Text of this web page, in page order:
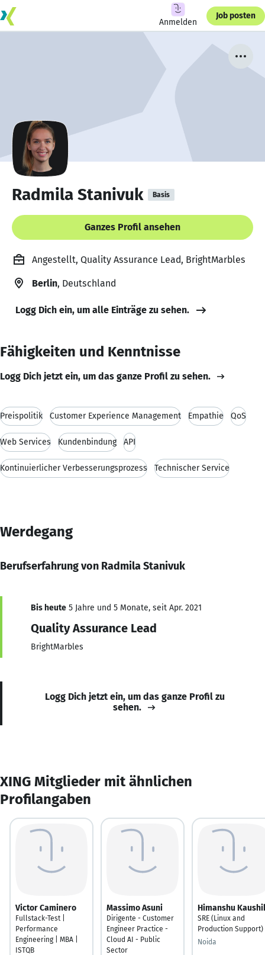
Anmelden
Job posten
Radmila Stanivuk Basis
Ganzes Profil ansehen
Angestellt, Quality Assurance Lead, BrightMarbles
Berlin, Deutschland
Logg Dich ein, um alle Einträge zu sehen.
Fähigkeiten und Kenntnisse
Logg Dich jetzt ein, um das ganze Profil zu sehen.
Preispolitik Customer Experience Management Empathie QoS
Web Services Kundenbindung API
Kontinuierlicher Verbesserungsprozess Technischer Service
Werdegang
Berufserfahrung von Radmila Stanivuk
Bis heute 5 Jahre und 5 Monate, seit Apr. 2021
Quality Assurance Lead
BrightMarbles
Logg Dich jetzt ein, um das ganze Profil zu
sehen.
XING Mitglieder mit ähnlichen
Profilangaben
Victor Caminero
Fullstack-Test |
Performance
Engineering | MBA |
ISTQB
Massimo Asuni
Dirigente - Customer
Engineer Practice -
Cloud AI - Public
Sector
Himanshu
SRE (Linux and
Production Support)
Noida